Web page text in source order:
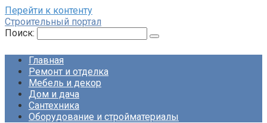
Перейти к контенту
Строительный портал
Поиск:
Главная
Ремонт и отделка
Мебель и декор
Дом и дача
Сантехника
Оборудование и стройматериалы